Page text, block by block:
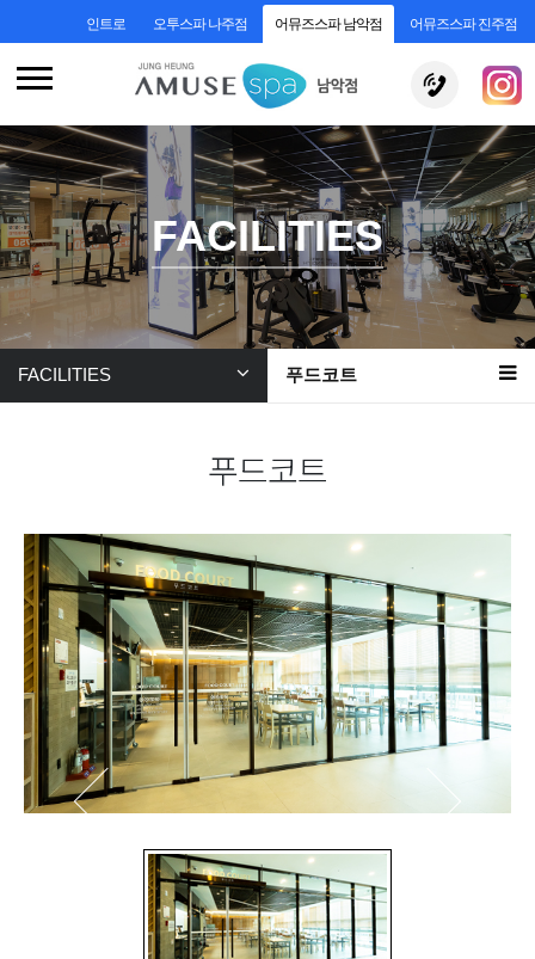
인트로 오투스파 나주점 어뮤즈스파 남악점 어뮤즈스파 진주점
FACILITIES
FACILITIES 푸드코트
푸드코트